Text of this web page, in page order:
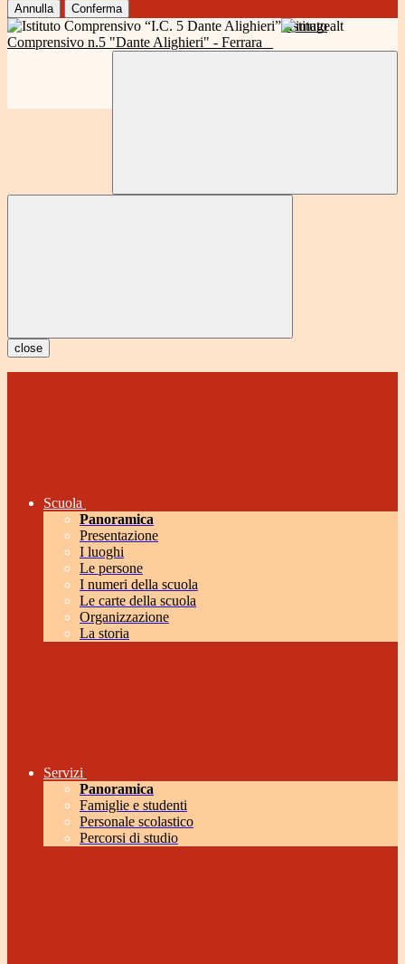
Annulla Conferma
Istituto
Comprensivo n.5 "Dante Alighieri" - Ferrara
close
Scuola
Panoramica
Presentazione
I luoghi
Le persone
I numeri della scuola
Le carte della scuola
Organizzazione
La storia
Servizi
Panoramica
Famiglie e studenti
Personale scolastico
Percorsi di studio